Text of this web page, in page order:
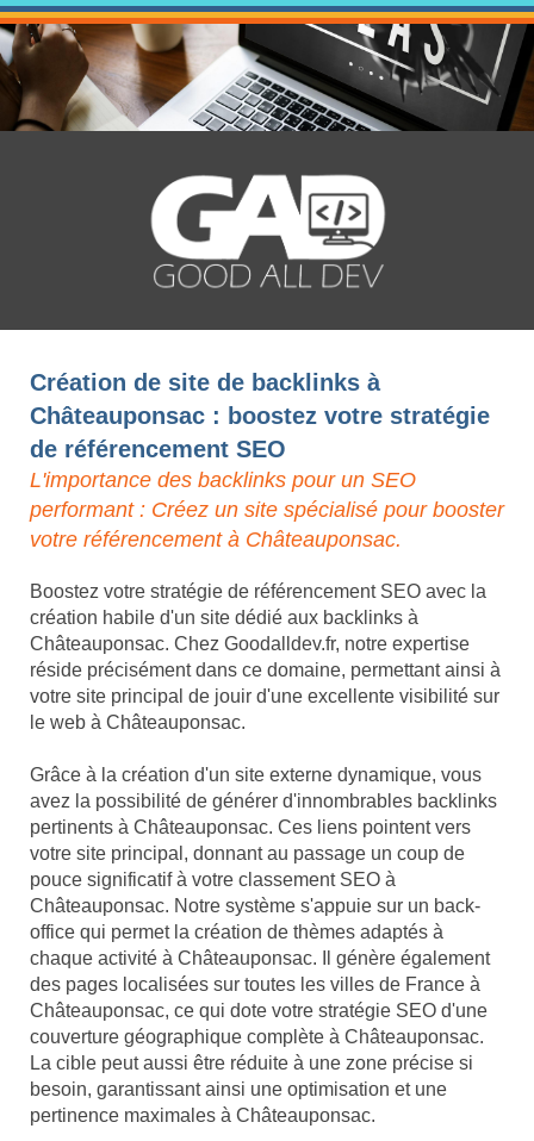
Création de site de backlinks à
Châteauponsac : boostez votre stratégie
de référencement SEO
L'importance des backlinks pour un SEO
performant : Créez un site spécialisé pour booster
votre référencement à Châteauponsac.
Boostez votre stratégie de référencement SEO avec la
création habile d'un site dédié aux backlinks à
Châteauponsac. Chez Goodalldev.fr, notre expertise
réside précisément dans ce domaine, permettant ainsi à
votre site principal de jouir d'une excellente visibilité sur
le web à Châteauponsac.
Grâce à la création d'un site externe dynamique, vous
avez la possibilité de générer d'innombrables backlinks
pertinents à Châteauponsac. Ces liens pointent vers
votre site principal, donnant au passage un coup de
pouce significatif à votre classement SEO à
Châteauponsac. Notre système s'appuie sur un back-
office qui permet la création de thèmes adaptés à
chaque activité à Châteauponsac. Il génère également
des pages localisées sur toutes les villes de France à
Châteauponsac, ce qui dote votre stratégie SEO d'une
couverture géographique complète à Châteauponsac.
La cible peut aussi être réduite à une zone précise si
besoin, garantissant ainsi une optimisation et une
pertinence maximales à Châteauponsac.